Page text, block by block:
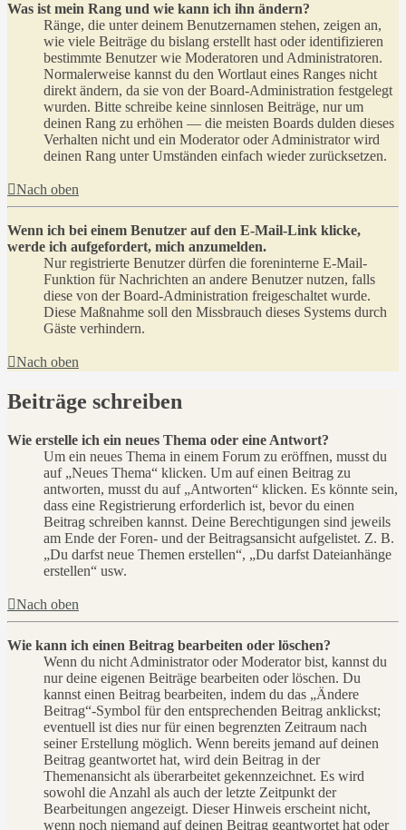
Was ist mein Rang und wie kann ich ihn ändern?
Ränge, die unter deinem Benutzernamen stehen, zeigen an,
wie viele Beiträge du bislang erstellt hast oder identifizieren
bestimmte Benutzer wie Moderatoren und Administratoren.
Normalerweise kannst du den Wortlaut eines Ranges nicht
direkt ändern, da sie von der Board-Administration festgelegt
wurden. Bitte schreibe keine sinnlosen Beiträge, nur um
deinen Rang zu erhöhen — die meisten Boards dulden dieses
Verhalten nicht und ein Moderator oder Administrator wird
deinen Rang unter Umständen einfach wieder zurücksetzen.
Nach oben
Wenn ich bei einem Benutzer auf den E-Mail-Link klicke,
werde ich aufgefordert, mich anzumelden.
Nur registrierte Benutzer dürfen die foreninterne E-Mail-
Funktion für Nachrichten an andere Benutzer nutzen, falls
diese von der Board-Administration freigeschaltet wurde.
Diese Maßnahme soll den Missbrauch dieses Systems durch
Gäste verhindern.
Nach oben
Beiträge schreiben
Wie erstelle ich ein neues Thema oder eine Antwort?
Um ein neues Thema in einem Forum zu eröffnen, musst du
auf „Neues Thema“ klicken. Um auf einen Beitrag zu
antworten, musst du auf „Antworten“ klicken. Es könnte sein,
dass eine Registrierung erforderlich ist, bevor du einen
Beitrag schreiben kannst. Deine Berechtigungen sind jeweils
am Ende der Foren- und der Beitragsansicht aufgelistet. Z. B.
„Du darfst neue Themen erstellen“, „Du darfst Dateianhänge
erstellen“ usw.
Nach oben
Wie kann ich einen Beitrag bearbeiten oder löschen?
Wenn du nicht Administrator oder Moderator bist, kannst du
nur deine eigenen Beiträge bearbeiten oder löschen. Du
kannst einen Beitrag bearbeiten, indem du das „Ändere
Beitrag“-Symbol für den entsprechenden Beitrag anklickst;
eventuell ist dies nur für einen begrenzten Zeitraum nach
seiner Erstellung möglich. Wenn bereits jemand auf deinen
Beitrag geantwortet hat, wird dein Beitrag in der
Themenansicht als überarbeitet gekennzeichnet. Es wird
sowohl die Anzahl als auch der letzte Zeitpunkt der
Bearbeitungen angezeigt. Dieser Hinweis erscheint nicht,
wenn noch niemand auf deinen Beitrag geantwortet hat oder